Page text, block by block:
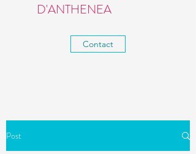
D'ANTHENEA
Contact
Post